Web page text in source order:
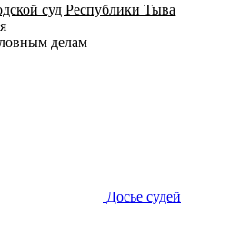
суд Республики Тыва
делам
Досье судей